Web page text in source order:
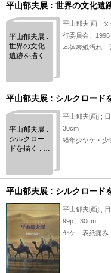
平山郁夫展 : 世界の文化遺
平山郁夫展 :
世界の文化
遺跡を描く
平山郁夫 画 ;
行委員会、1996
本体表紙汚れ
平山郁夫展 : シルクロード
平山郁夫展 :
シルクロー
ドを描く : 敦
平山郁夫[画] ;
30cm
経年少ヤケ・少
平山郁夫展 : シルクロード
平山郁夫[画] ;
99p、30cm
ヤケ 表紙痛み